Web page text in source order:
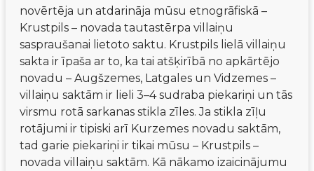
novērtēja un atdarināja mūsu etnogrāfiskā –
Krustpils – novada tautastērpa villaiņu
saspraušanai lietoto saktu. Krustpils lielā villaiņu
sakta ir īpaša ar to, ka tai atšķirībā no apkārtējo
novadu – Augšzemes, Latgales un Vidzemes –
villaiņu saktām ir lieli 3–4 sudraba piekariņi un tās
virsmu rotā sarkanas stikla zīles. Ja stikla zīļu
rotājumi ir tipiski arī Kurzemes novadu saktām,
tad garie piekariņi ir tikai mūsu – Krustpils –
novada villaiņu saktām. Kā nākamo izaicinājumu